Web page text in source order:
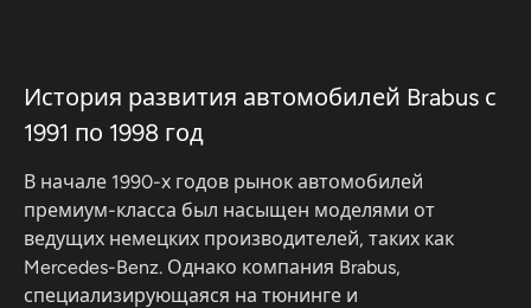
История развития автомобилей Brabus с
1991 по 1998 год
В начале 1990-х годов рынок автомобилей
премиум-класса был насыщен моделями от
ведущих немецких производителей, таких как
Mercedes-Benz. Однако компания Brabus,
специализирующаяся на тюнинге и